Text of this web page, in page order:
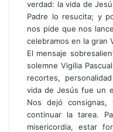
verdad: la vida de
Padre lo resucita; y
nos pide que nos
celebramos en la gran
El mensaje
solemne Vigilia
recortes,
vida de Jesús fue un
Nos dejó consignas,
continuar la tarea.
misericordia, estar